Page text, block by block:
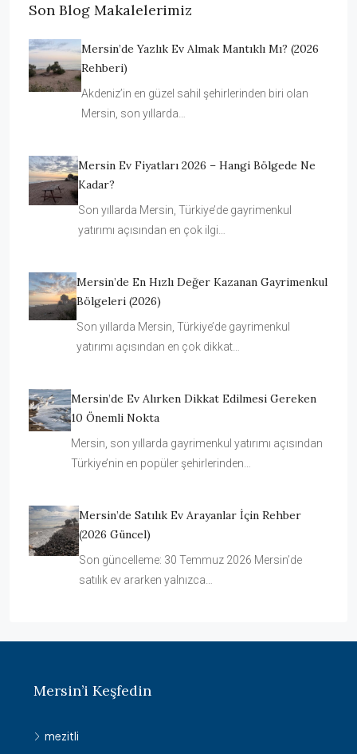
Son Blog Makalelerimiz
Mersin’de Yazlık Ev Almak Mantıklı Mı? (2026
Rehberi)
Akdeniz’in en güzel sahil şehirlerinden biri olan
Mersin, son yıllarda…
Mersin Ev Fiyatları 2026 – Hangi Bölgede Ne
Kadar?
Son yıllarda Mersin, Türkiye’de gayrimenkul
yatırımı açısından en çok ilgi…
Mersin’de En Hızlı Değer Kazanan Gayrimenkul
Bölgeleri (2026)
Son yıllarda Mersin, Türkiye’de gayrimenkul
yatırımı açısından en çok dikkat…
Mersin’de Ev Alırken Dikkat Edilmesi Gereken
10 Önemli Nokta
Mersin, son yıllarda gayrimenkul yatırımı açısından
Türkiye’nin en popüler şehirlerinden…
Mersin’de Satılık Ev Arayanlar İçin Rehber
(2026 Güncel)
Son güncelleme: 30 Temmuz 2026 Mersin’de
satılık ev ararken yalnızca…
Mersin’i Keşfedin
mezitli